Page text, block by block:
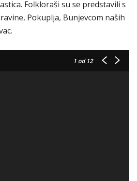
Folkloraši su se predstavili s
Pokuplja, Bunjevcom naših
1 od 12